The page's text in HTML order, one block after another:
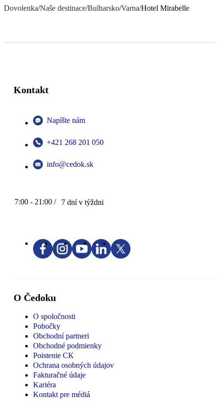
Dovolenka/Naše destinace/Bulharsko/Varna/Hotel Mirabelle
Kontakt
Napíšte nám
+421 268 201 050
info@cedok.sk
7:00 - 21:00 / 7 dní v týždni
O Čedoku
O spoločnosti
Pobočky
Obchodní partneri
Obchodné podmienky
Poistenie CK
Ochrana osobných údajov
Fakturačné údaje
Kariéra
Kontakt pre médiá